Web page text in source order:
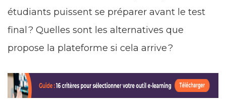
étudiants puissent se préparer avant le test
final ? Quelles sont les alternatives que
propose la plateforme si cela arrive ?